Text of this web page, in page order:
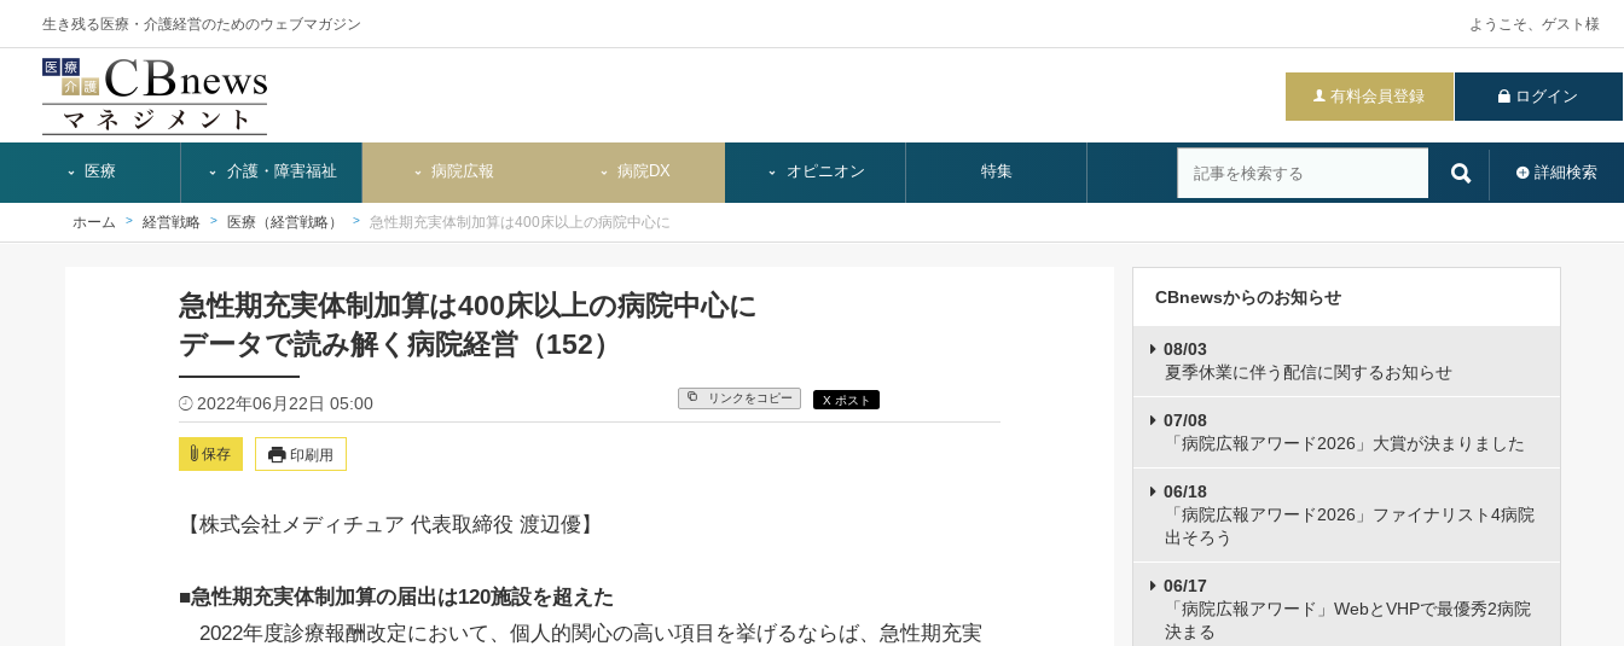
生き残る医療・介護経営のためのウェブマガジン ようこそ、ゲスト様
有料会員登録 ログイン
詳細検索
医療 介護・障害福祉 病院広報 病院DX オピニオン 特集
ホーム 経営戦略 医療（経営戦略） 急性期充実体制加算は400床以上の病院中心に
急性期充実体制加算は400床以上の病院中心に
データで読み解く病院経営（152）
2022年06月22日 05:00 リンクをコピー X ポスト
保存 印刷用
【株式会社メディチュア 代表取締役 渡辺優】
■急性期充実体制加算の届出は120施設を超えた
2022年度診療報酬改定において、個人的関心の高い項目を挙げるならば、急性期充実
CBnewsからのお知らせ
08/03
夏季休業に伴う配信に関するお知らせ
07/08
「病院広報アワード2026」大賞が決まりました
06/18
「病院広報アワード2026」ファイナリスト4病院
出そろう
06/17
「病院広報アワード」WebとVHPで最優秀2病院
決まる